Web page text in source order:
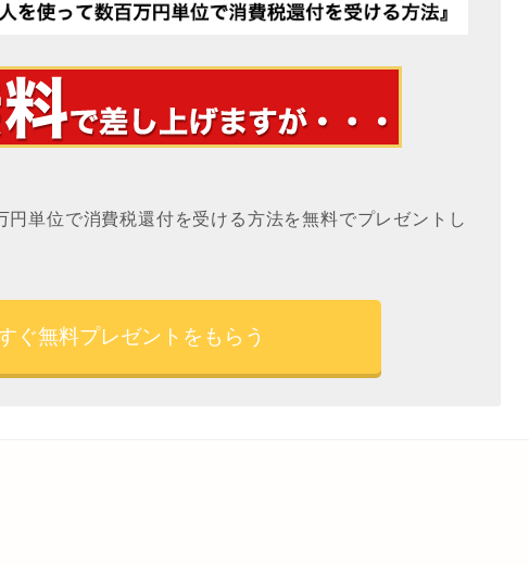
円単位で消費税還付を受ける方法を無料でプレゼントし
ぐ無料プレゼントをもらう